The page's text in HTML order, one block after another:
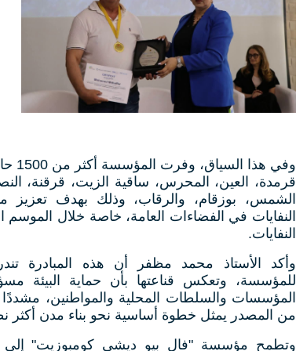
قرمدة، العين، المحرس، ساقية الزيت، قرقنة،
الشمس، بوزقام، والرقاب، وذلك بهدف تعزيز
النفايات في الفضاءات العامة، خاصة خلال
النفايات.
وأكد الأستاذ محمد مظفر أن هذه المبادرة
للمؤسسة، وتعكس قناعتها بأن حماية البيئة
المؤسسات والسلطات المحلية والمواطنين، مشددًا
من المصدر يمثل خطوة أساسية نحو بناء مدن أكثر
وتطمح مؤسسة "فال بيو ديشي كومبوزيت" إلى